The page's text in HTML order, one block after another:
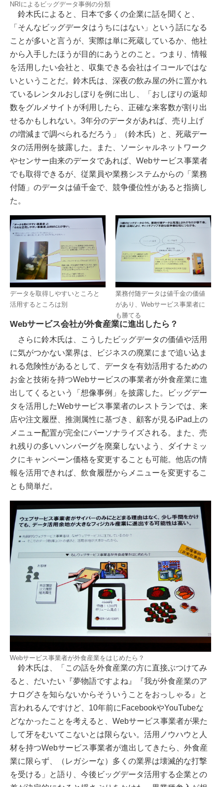
NRIによるビッグデータ事例の分類
鈴木氏によると、日本で多くの企業に話を聞くと、
「そんなビッグデータはうちにはない」という話になる
ことが多いと言うが、実際は単に死蔵しているか、他社
から入手したほうが目的にあうとのこと。つまり、情報
を活用したい会社と、収集できる会社はイコールではな
いということだ。鈴木氏は、深夜の飲み屋の外に置かれ
ているレンタルおしぼりを例に出し、「おしぼりの返却
数をグルメサイトが利用したら、正確な来客数が割り出
せるかもしれない。3年分のデータがあれば、売り上げ
の増減まで調べられるだろう」（鈴木氏）と、死蔵デー
タの活用例を披露した。また、ソーシャルネットワーク
やセンサー由来のデータであれば、Webサービス事業者
でも取得できるが、従業員や業務システムからの「業務
付随」のデータは値千金で、競争優位性があると指摘し
た。
データを取得しやすいところと
活用するところは別
業務付随データは値千金の価値
があり、Webサービス事業者に
も勝てる
Webサービス会社が外食産業に進出したら？
さらに鈴木氏は、こうしたビッグデータの価値や活用
に気がつかない業界は、ビジネスの廃業にまで追い込ま
れる危険性があるとして、データを有効活用するための
お金と技術を持つWebサービスの事業者が外食産業に進
出してくるという「想像事例」を披露した。ビッグデー
タを活用したWebサービス事業者のレストランでは、来
店や注文履歴、推測属性に基づき、顧客が見るiPad上の
メニュー配置が完全にパーソナライズされる。また、売
れ残りの多いハンバーグを廃棄しないよう、ダイナミッ
クにキャンペーン価格を変更することも可能。他店の情
報を活用できれば、飲食履歴からメニューを変更するこ
とも簡単だ。
Webサービス事業者が外食産業をはじめたら？
鈴木氏は、「この話を外食産業の方に直接ぶつけてみ
ると、だいたい『夢物語ですよね』『我が外食産業のア
ナログさを知らないからそういうことをおっしゃる』と
言われるんですけど、10年前にFacebookやYouTubeな
どなかったことを考えると、Webサービス事業者が果た
して牙をむいてこないとは限らない。活用ノウハウと人
材を持つWebサービス事業者が進出してきたら、外食産
業に限らず、（レガシーな）多くの業界は壊滅的な打撃
を受ける」と語り、今後ビッグデータ活用する企業との